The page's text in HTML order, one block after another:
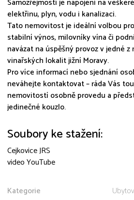
elektřinu, plyn, vodu i kanalizaci.
Tato nemovitost je ideální volbou
stabilní výnos, milovníky vína či
navázat na úspěšný provoz v jedné
vinařských lokalit jižní Moravy.
Pro více informací nebo sjednání
neváhejte kontaktovat – ráda Vás
nemovitostí osobně provedu a
jedinečné kouzlo.
Soubory ke stažení:
Cejkovice JRS
video YouTube
Kategorie